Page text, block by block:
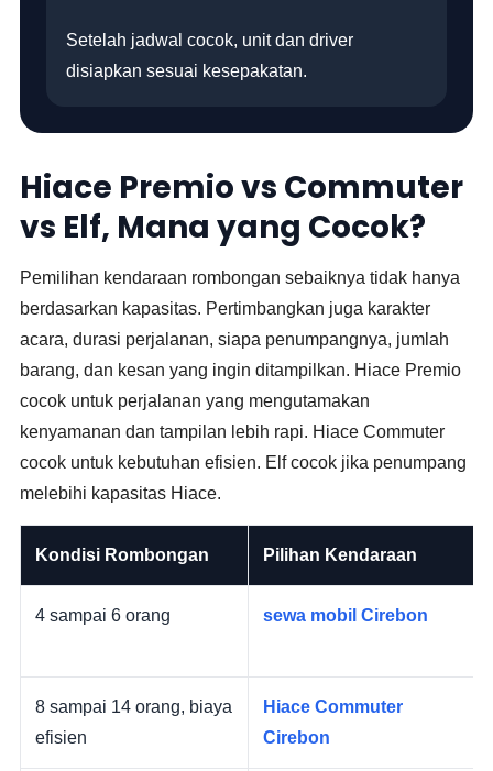
Setelah jadwal cocok, unit dan driver
disiapkan sesuai kesepakatan.
Hiace Premio vs Commuter
vs Elf, Mana yang Cocok?
Pemilihan kendaraan rombongan sebaiknya tidak hanya
berdasarkan kapasitas. Pertimbangkan juga karakter
acara, durasi perjalanan, siapa penumpangnya, jumlah
barang, dan kesan yang ingin ditampilkan. Hiace Premio
cocok untuk perjalanan yang mengutamakan
kenyamanan dan tampilan lebih rapi. Hiace Commuter
cocok untuk kebutuhan efisien. Elf cocok jika penumpang
melebihi kapasitas Hiace.
Kondisi Rombongan Pilihan Kendaraan
4 sampai 6 orang sewa mobil Cirebon
8 sampai 14 orang, biaya
efisien
Hiace Commuter
Cirebon